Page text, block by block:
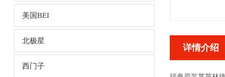
美国BEI
北极星
西门子
详情介绍